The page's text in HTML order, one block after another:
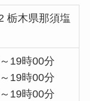
栃木県那須塩
19時00分
19時00分
19時00分